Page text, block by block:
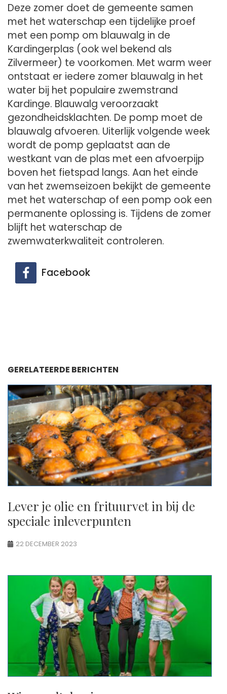
Deze zomer doet de gemeente samen
met het waterschap een tijdelijke proef
met een pomp om blauwalg in de
Kardingerplas (ook wel bekend als
Zilvermeer) te voorkomen. Met warm weer
ontstaat er iedere zomer blauwalg in het
water bij het populaire zwemstrand
Kardinge. Blauwalg veroorzaakt
gezondheidsklachten. De pomp moet de
blauwalg afvoeren. Uiterlijk volgende week
wordt de pomp geplaatst aan de
westkant van de plas met een afvoerpijp
boven het fietspad langs. Aan het einde
van het zwemseizoen bekijkt de gemeente
met het waterschap of een pomp ook een
permanente oplossing is. Tijdens de zomer
blijft het waterschap de
zwemwaterkwaliteit controleren.
Facebook
GERELATEERDE BERICHTEN
Lever je olie en frituurvet in bij de
speciale inleverpunten
22 DECEMBER 2023